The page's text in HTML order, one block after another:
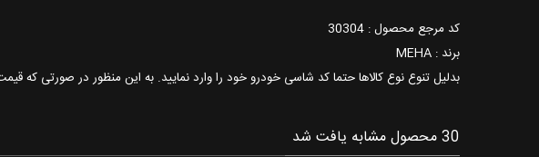
کد مرجع محصول : 30304
برند : MEHA
بدلیل تنوع نوع کالاها حتما کد شاسی خودرو خود را وارد نمایید. به این منظور در صورتی که
30 محصول مشابه یافت شد